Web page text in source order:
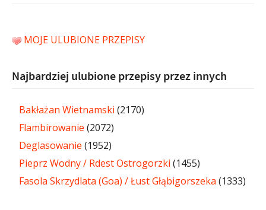
MOJE ULUBIONE PRZEPISY
Najbardziej ulubione przepisy przez innych
Bakłażan Wietnamski (2170)
Flambirowanie (2072)
Deglasowanie (1952)
Pieprz Wodny / Rdest Ostrogorzki (1455)
Fasola Skrzydlata (Goa) / Łust Głąbigorszeka (1333)